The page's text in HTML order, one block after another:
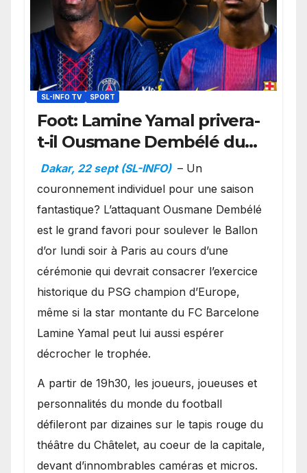
SL-INFO TV SPORT
Foot: Lamine Yamal privera-
t-il Ousmane Dembélé du
Ballon d’or ?
Dakar, 22 sept (SL-INFO) – Un
couronnement individuel pour une saison
fantastique? L’attaquant Ousmane Dembélé
est le grand favori pour soulever le Ballon
d’or lundi soir à Paris au cours d’une
cérémonie qui devrait consacrer l’exercice
historique du PSG champion d’Europe,
même si la star montante du FC Barcelone
Lamine Yamal peut lui aussi espérer
décrocher le trophée.
A partir de 19h30, les joueurs, joueuses et
personnalités du monde du football
défileront par dizaines sur le tapis rouge du
théâtre du Châtelet, au coeur de la capitale,
devant d’innombrables caméras et micros.